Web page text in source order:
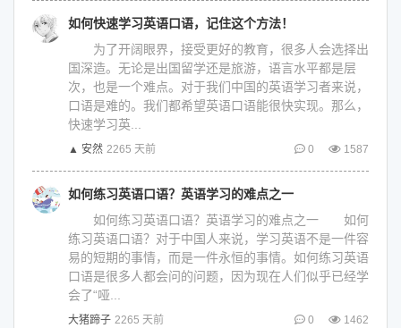
如何快速学习英语口语，记住这个方法！
为了开阔眼界，接受更好的教育，很多人会选择出
国深造。无论是出国留学还是旅游，语言水平都是层
次，也是一个难点。对于我们中国的英语学习者来说，
口语是难的。我们都希望英语口语能很快实现。那么，
快速学习英...
▲ 安然 2265 天前 0 1587
如何练习英语口语？英语学习的难点之一
如何练习英语口语？英语学习的难点之一 如何
练习英语口语？对于中国人来说，学习英语不是一件容
易的短期的事情，而是一件永恒的事情。如何练习英语
口语是很多人都会问的问题，因为现在人们似乎已经学
会了“哑...
大猪蹄子 2265 天前 0 1462